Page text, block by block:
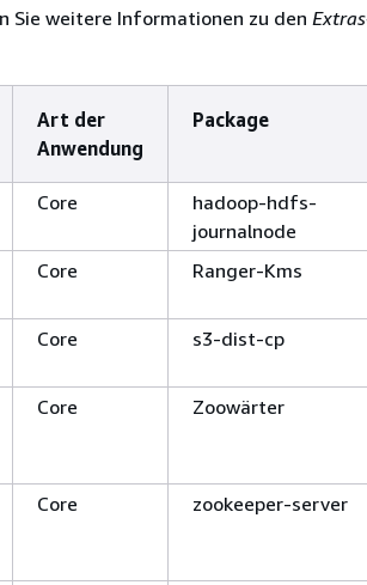
Sie weitere Informationen zu den
Art der
Anwendung
Package
Core
hadoop-hdfs-
journalnode
Core Ranger-Kms
Core s3-dist-cp
Core Zoowärter
Core zookeeper-server